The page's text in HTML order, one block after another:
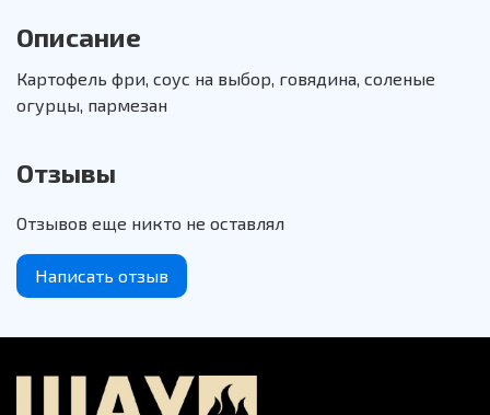
Описание
Картофель фри, соус на выбор, говядина, соленые
огурцы, пармезан
Отзывы
Отзывов еще никто не оставлял
Написать отзыв